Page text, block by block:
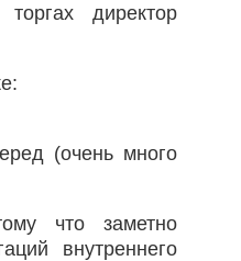
директор
(очень много
что заметно
внутреннего